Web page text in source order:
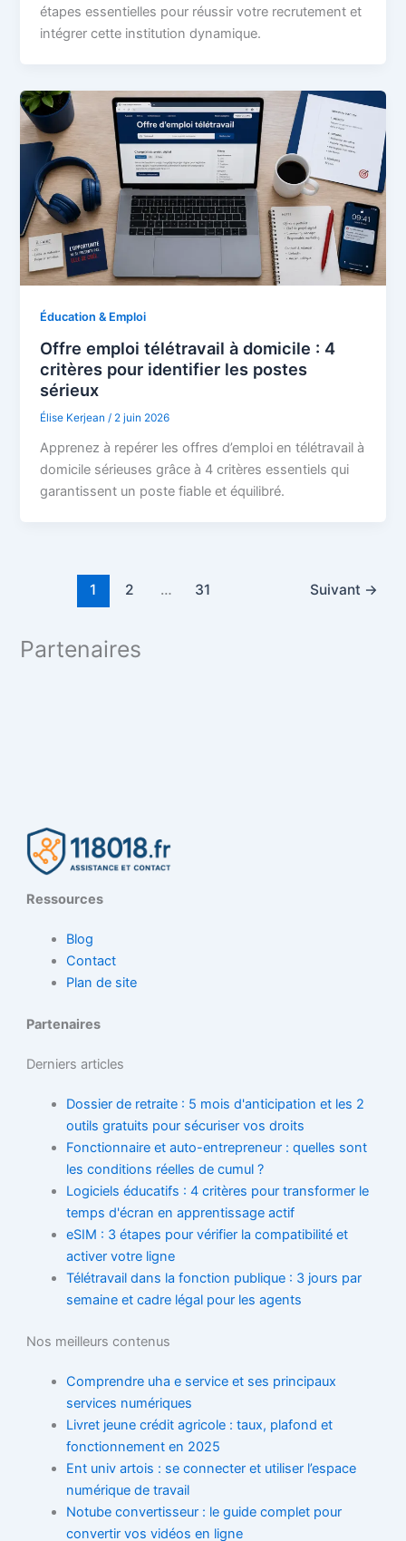
étapes essentielles pour réussir votre recrutement et
intégrer cette institution dynamique.
Éducation & Emploi
Offre emploi télétravail à domicile : 4
critères pour identifier les postes
sérieux
Élise Kerjean/ 2 juin 2026
Apprenez à repérer les offres d’emploi en télétravail à
domicile sérieuses grâce à 4 critères essentiels qui
garantissent un poste fiable et équilibré.
1 2 … 31 Suivant →
Partenaires
Ressources
Blog
Contact
Plan de site
Partenaires
Derniers articles
Dossier de retraite : 5 mois d'anticipation et les 2
outils gratuits pour sécuriser vos droits
Fonctionnaire et auto-entrepreneur : quelles sont
les conditions réelles de cumul ?
Logiciels éducatifs : 4 critères pour transformer le
temps d'écran en apprentissage actif
eSIM : 3 étapes pour vérifier la compatibilité et
activer votre ligne
Télétravail dans la fonction publique : 3 jours par
semaine et cadre légal pour les agents
Nos meilleurs contenus
Comprendre uha e service et ses principaux
services numériques
Livret jeune crédit agricole : taux, plafond et
fonctionnement en 2025
Ent univ artois : se connecter et utiliser l’espace
numérique de travail
Notube convertisseur : le guide complet pour
convertir vos vidéos en ligne